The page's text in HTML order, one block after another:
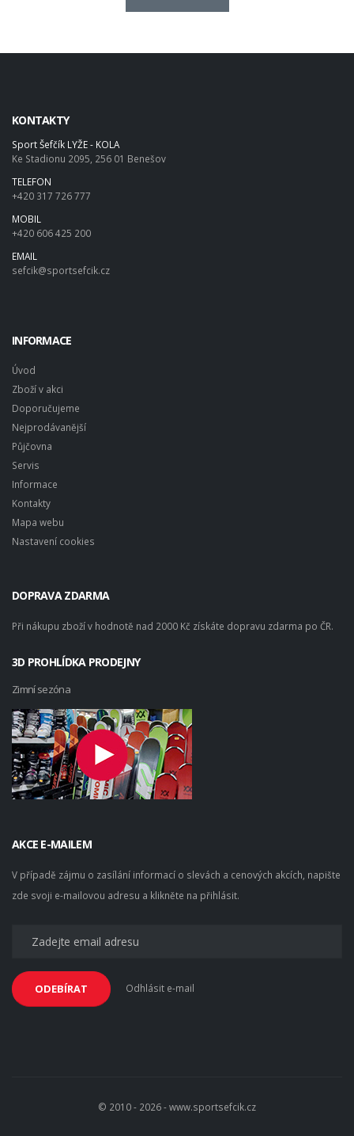
KONTAKTY
Sport Šefčík LYŽE - KOLA
Ke Stadionu 2095, 256 01 Benešov
TELEFON
+420 317 726 777
MOBIL
+420 606 425 200
EMAIL
sefcik@sportsefcik.cz
INFORMACE
Úvod
Zboží v akci
Doporučujeme
Nejprodávanější
Půjčovna
Servis
Informace
Kontakty
Mapa webu
Nastavení cookies
DOPRAVA ZDARMA
Při nákupu zboží v hodnotě nad 2000 Kč získáte dopravu zdarma po ČR.
3D PROHLÍDKA PRODEJNY
Zimní sezóna
AKCE E-MAILEM
V případě zájmu o zasílání informací o slevách a cenových akcích, napište
zde svoji e-mailovou adresu a klikněte na přihlásit.
ODEBÍRAT Odhlásit e-mail
© 2010 - 2026 - www.sportsefcik.cz